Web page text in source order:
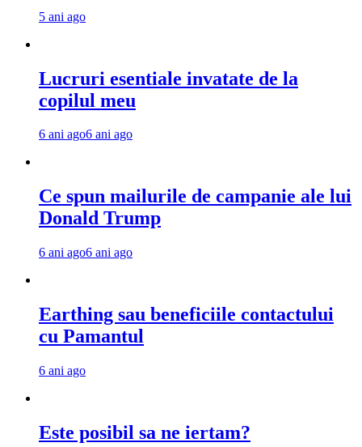
5 ani ago
Lucruri esentiale invatate de la
copilul meu
6 ani ago6 ani ago
Ce spun mailurile de campanie ale lui
Donald Trump
6 ani ago6 ani ago
Earthing sau beneficiile contactului
cu Pamantul
6 ani ago
Este posibil sa ne iertam?